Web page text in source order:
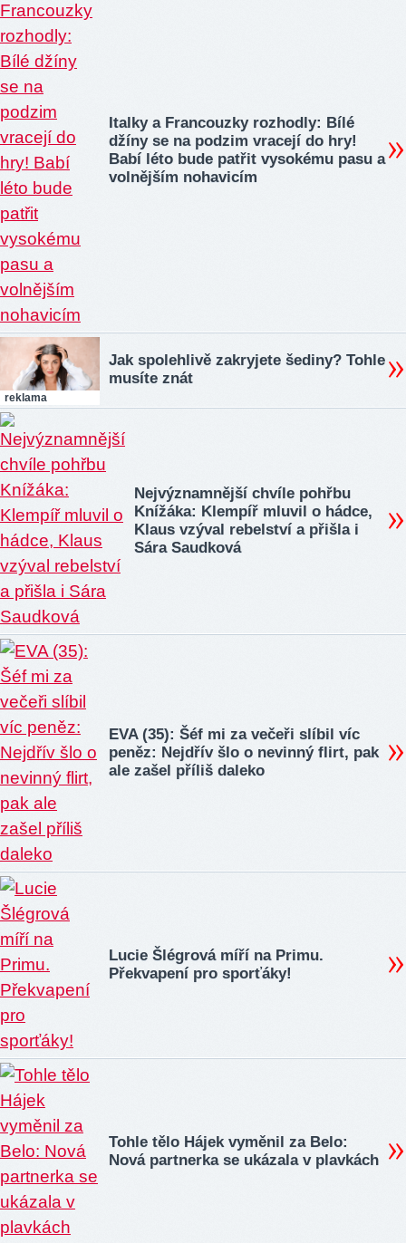
Italky a Francouzky rozhodly: Bílé
džíny se na podzim vracejí do hry!
Babí léto bude patřit vysokému pasu a
volnějším nohavicím
reklama
Jak spolehlivě zakryjete šediny? Tohle
musíte znát
Nejvýznamnější chvíle pohřbu
Knížáka: Klempíř mluvil o hádce,
Klaus vzýval rebelství a přišla i
Sára Saudková
EVA (35): Šéf mi za večeři slíbil víc
peněz: Nejdřív šlo o nevinný flirt, pak
ale zašel příliš daleko
Lucie Šlégrová míří na Primu.
Překvapení pro sporťáky!
Tohle tělo Hájek vyměnil za Belo:
Nová partnerka se ukázala v plavkách